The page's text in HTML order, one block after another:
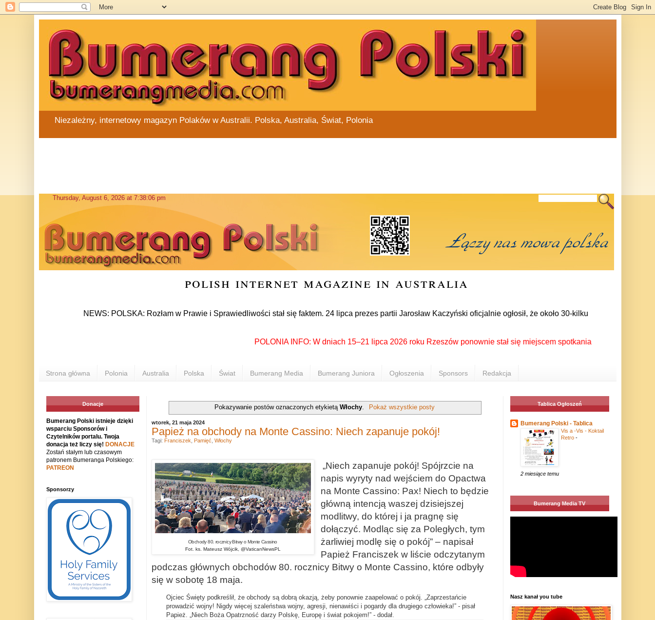
Niezależny, internetowy magazyn Polaków w Australii. Polska, Australia, Świat, Polonia
polish internet magazine in australia
NEWS: POLSKA: Rozłam w Prawie i Sprawiedliwości stał się faktem. 24 lipca prezes partii Jarosław Kaczyński oficjalnie ogłosił, że około 30-kilku posłów
POLONIA INFO: W dniach 15–21 lipca 2026 roku Rzeszów ponownie stał się miejscem spotkania Polonii z całego
Strona główna Polonia Australia Polska Świat Bumerang Media Bumerang Juniora Ogłoszenia Sponsors Redakcja
Pokazywanie postów oznaczonych etykietąWłochy. Pokaż wszystkie posty
wtorek, 21 maja 2024
Papież na obchody na Monte Cassino: Niech zapanuje pokój!
Obchody 80. rocznicy Bitwy o Monte Cassino
Fot. ks. Mateusz Wójcik, @VaticanNewsPL
„Niech zapanuje pokój! Spójrzcie na
napis wyryty nad wejściem do Opactwa
na Monte Cassino: Pax! Niech to będzie
główną intencją waszej dzisiejszej
modlitwy, do której i ja pragnę się
dołączyć. Modląc się za Poległych, tym
żarliwiej modlę się o pokój” – napisał
Papież Franciszek w liście odczytanym
podczas głównych obchodów 80. rocznicy Bitwy o Monte Cassino, które odbyły
się w sobotę 18 maja.
Ojciec Święty podkreślił, że obchody są dobrą okazją, żeby ponownie zaapelować o pokój. „Zaprzestańcie
prowadzić wojny! Nigdy więcej szaleństwa wojny, agresji, nienawiści i pogardy dla drugiego człowieka!” - pisał
Papież. „Niech Boża Opatrzność darzy Polskę, Europę i świat pokojem!” - dodał.
Tagi: Franciszek Pamięć Włochy
Donacje
Bumerang Polski istnieje dzięki
wsparciu Sponsorów i
Czytelników portalu. Twoja
donacja też liczy się! DONACJE
Zostań stałym lub czasowym
patronem Bumeranga Polskiego:
PATREON
Sponsorzy
Tablica Ogłoszeń
Bumerang Polski - Tablica
Vis a -Vis - Koktail
Retro -
2 miesiące temu
Bumerang Media TV
Nasz kanał you tube